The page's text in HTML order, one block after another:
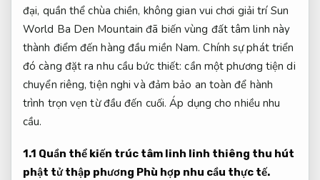
đại, quần thể chùa chiền, không gian vui chơi giải trí Sun
World Ba Den Mountain đã biến vùng đất tâm linh này
thành điểm đến hàng đầu miền Nam. Chính sự phát triển
đó càng đặt ra nhu cầu bức thiết: cần một phương tiện di
chuyển riêng, tiện nghi và đảm bảo an toàn để hành
trình trọn vẹn từ đầu đến cuối.Áp dụng cho nhiều nhu
cầu.
1.1 Quần thể kiến trúc tâm linh linh thiêng thu hút
phật tử thập phương Phù hợp nhu cầu thực tế.